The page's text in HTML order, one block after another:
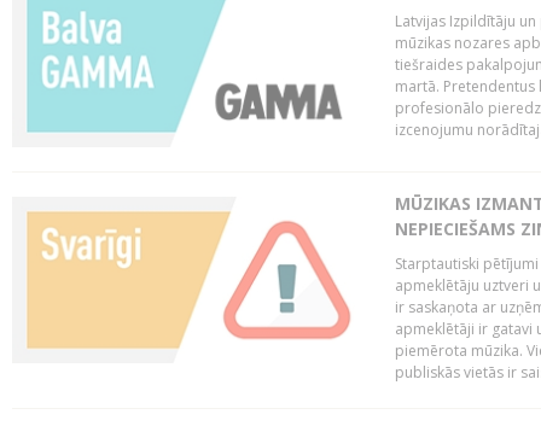
Latvijas Izpildītāju
mūzikas nozares
tiešraides
martā. Pretendentus
profesionālo
izcenojumu
MŪZIKAS
NEPIECIEŠAMS
Starptautiski
apmeklētāju uztveri
ir saskaņota ar
apmeklētāji ir gatavi
piemērota mūzika.
publiskās vietās ir